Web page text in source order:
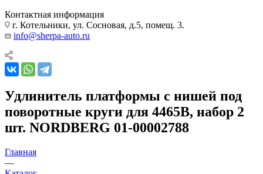
Контактная информация
г. Котельники, ул. Сосновая, д.5, помещ. 3.
info@sherpa-auto.ru
Удлинитель платформы с нишей под
поворотные круги для 4465B, набор 2
шт. NORDBERG 01-00002788
Главная
—